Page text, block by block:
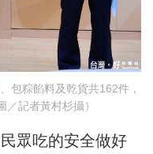
包粽餡料及乾貨共162件，
記者黃村杉攝）
眾吃的安全做好